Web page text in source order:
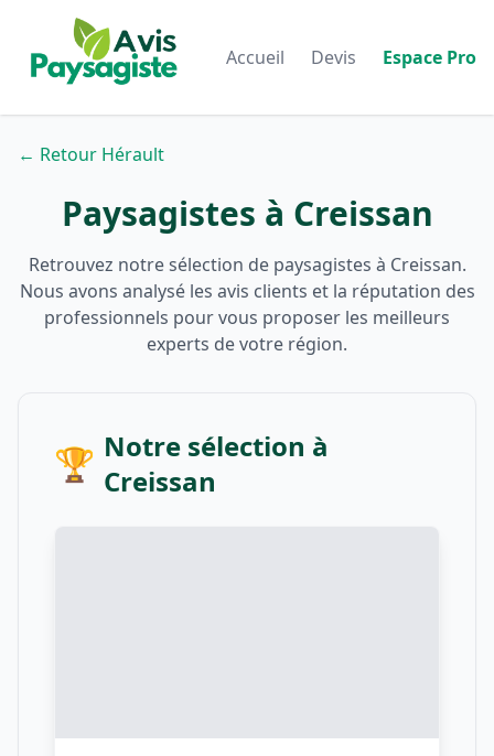
Accueil Devis Espace Pro
← Retour Hérault
Paysagistes à Creissan
Retrouvez notre sélection de paysagistes à Creissan.
Nous avons analysé les avis clients et la réputation des
professionnels pour vous proposer les meilleurs
experts de votre région.
🏆 Notre sélection à
Creissan